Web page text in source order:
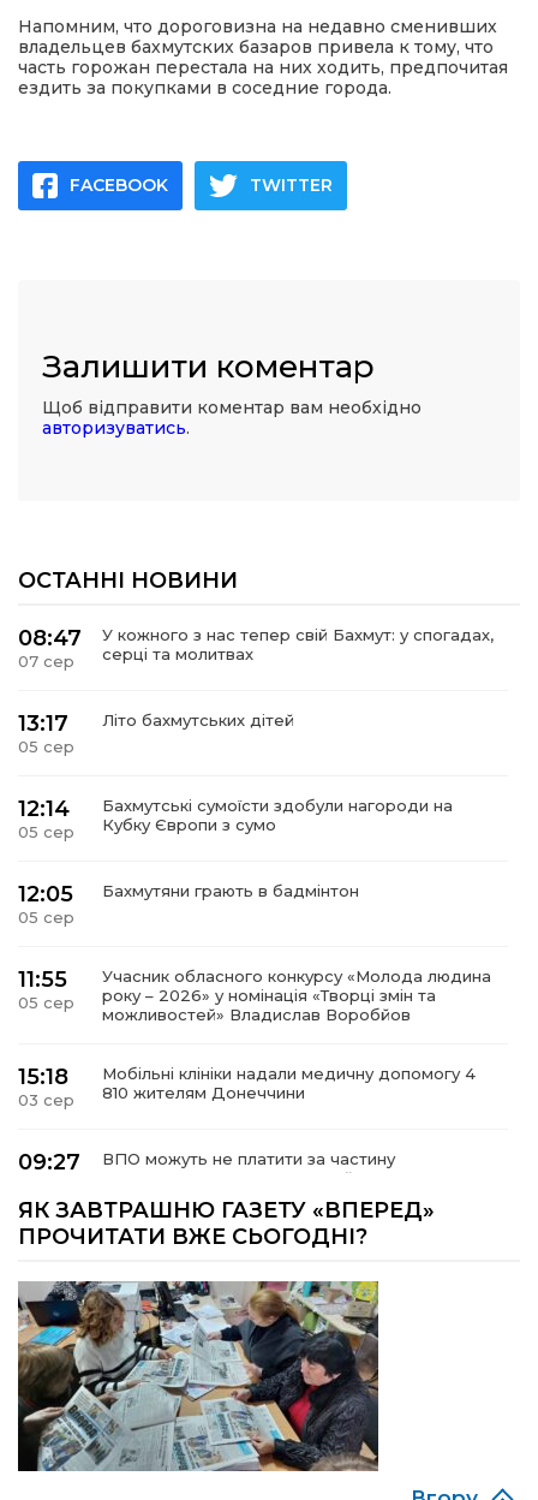
Напомним, что дороговизна на недавно сменивших
владельцев бахмутских базаров привела к тому, что
часть горожан перестала на них ходить, предпочитая
ездить за покупками в соседние города.
FACEBOOK TWITTER
Залишити коментар
Щоб відправити коментар вам необхідно
авторизуватись.
ОСТАННІ НОВИНИ
08:47
07 сер
У кожного з нас тепер свій Бахмут: у спогадах,
серці та молитвах
13:17
05 сер
Літо бахмутських дітей
12:14
05 сер
Бахмутські сумоїсти здобули нагороди на
Кубку Європи з сумо
12:05
05 сер
Бахмутяни грають в бадмінтон
11:55
05 сер
Учасник обласного конкурсу «Молода людина
року – 2026» у номінація «Творці змін та
можливостей» Владислав Воробйов
15:18
03 сер
Мобільні клініки надали медичну допомогу 4
810 жителям Донеччини
09:27
ВПО можуть не платити за частину
комунальних послуг: про що йдеться
14:12
Досі ВПО? Юристка розповіла, коли
внутрішньо переміщеної особи
14:04
01 сер
Учасниця обласного конкурсу «Молода
людина року – 2026» у номінації «Пульс життя»
Аліна Кулик
15:58
31 лип
Літо в Жовтих Водах
ЯК ЗАВТРАШНЮ ГАЗЕТУ «ВПЕРЕД»
ПРОЧИТАТИ ВЖЕ СЬОГОДНІ?